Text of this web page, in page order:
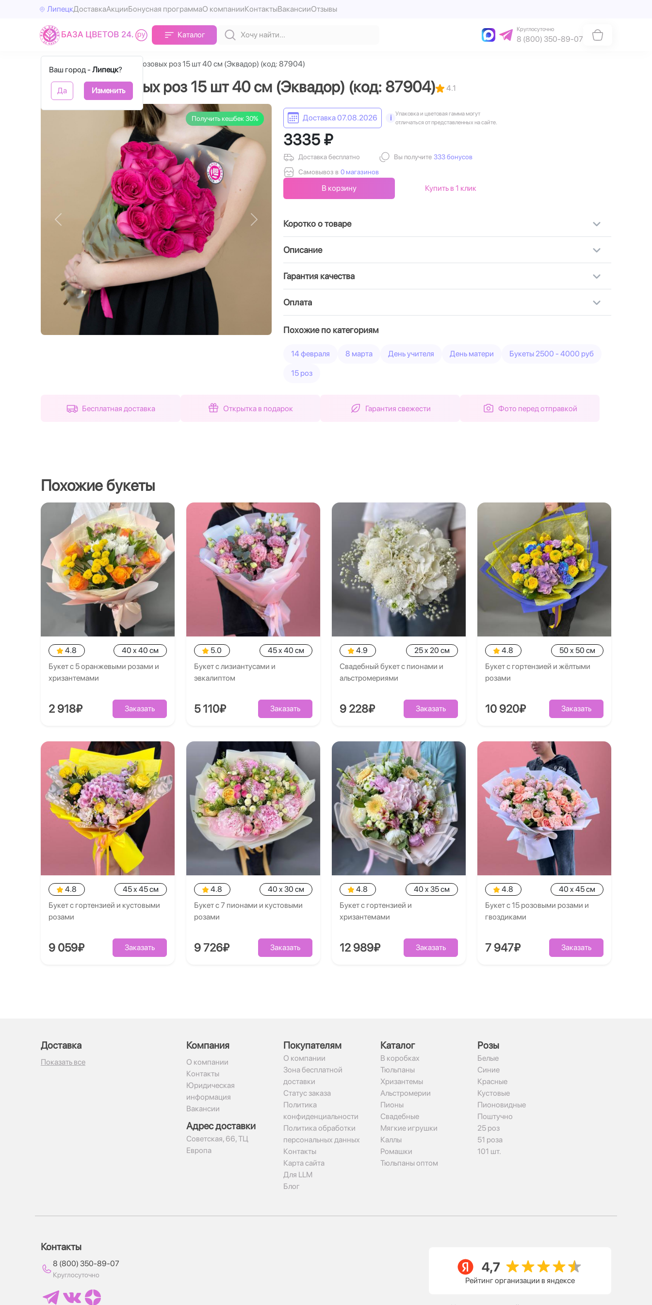
ЛипецкДоставкаАкцииБонусная программаО компанииКонтактыВакансииОтзывы
Каталог
Круглосуточно
8 (800) 350-89-07
Ваш город - Липецк?
Да Изменить
Букет из розовых роз 15 шт 40 см (Эквадор) (код: 87904)
Букет из розовых роз 15 шт 40 см (Эквадор) (код: 87904) 4.1
Получить кешбек 30%
Назад Вперед
Доставка 07.08.2026 i
Упаковка и цветовая гамма могут
отличаться от представленных на сайте.
3335 ₽
Доставка бесплатно
Самовывоз в 0 магазинов
Вы получите 333 бонусов
В корзину Купить в 1 клик
Коротко о товаре
Описание
Гарантия качества
Оплата
Похожие по категориям
14 февраля 8 марта День учителя День матери Букеты 2500 - 4000 руб
15 роз
Бесплатная доставка Открытка в подарок Гарантия свежести Фото перед отправкой
Похожие букеты
4.8
40 x 40 см
Букет с 5 оранжевыми розами и
хризантемами
2 918₽ Заказать
5.0
45 x 40 см
Букет с лизиантусами и
эвкалиптом
5 110₽ Заказать
4.9
25 x 20 см
Свадебный букет с пионами и
альстромериями
9 228₽ Заказать
4.8
50 x 50 см
Букет с гортензией и жёлтыми
розами
10 920₽ Заказать
4.8
45 x 45 см
Букет с гортензией и кустовыми
розами
9 059₽ Заказать
4.8
40 x 30 см
Букет с 7 пионами и кустовыми
розами
9 726₽ Заказать
4.8
40 x 35 см
Букет с гортензией и
хризантемами
12 989₽ Заказать
4.8
40 x 45 см
Букет с 15 розовыми розами и
гвоздиками
7 947₽ Заказать
Доставка
Показать все
Компания
О компании
Контакты
Юридическая
информация
Вакансии
Адрес доставки
​Советская, 66, ТЦ
Европа
Покупателям
О компании
Зона бесплатной
доставки
Статус заказа
Политика
конфиденциальности
Политика обработки
персональных данных
Контакты
Карта сайта
Для LLM
Блог
Каталог
В коробках
Тюльпаны
Хризантемы
Альстромерии
Пионы
Свадебные
Мягкие игрушки
Каллы
Ромашки
Тюльпаны оптом
Рoзы
Белые
Синие
Красные
Кустовые
Пионовидные
Поштучно
25 роз
51 роза
101 шт.
Контакты
8 (800) 350-89-07
Круглосуточно
Рейтинг организации в яндексе